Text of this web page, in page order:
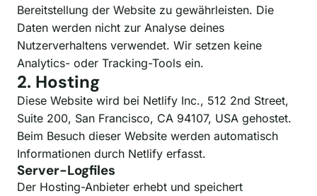
Bereitstellung der Website zu gewährleisten. Die
Daten werden nicht zur Analyse deines
Nutzerverhaltens verwendet. Wir setzen keine
Analytics- oder Tracking-Tools ein.
2. Hosting
Diese Website wird bei Netlify Inc., 512 2nd Street,
Suite 200, San Francisco, CA 94107, USA gehostet.
Beim Besuch dieser Website werden automatisch
Informationen durch Netlify erfasst.
Server-Logfiles
Der Hosting-Anbieter erhebt und speichert